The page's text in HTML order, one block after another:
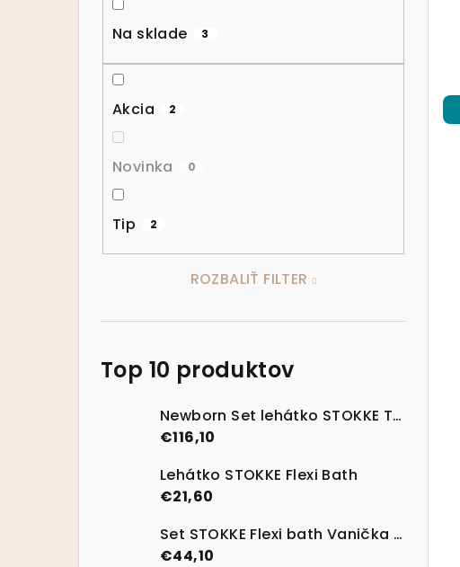
Na sklade 3
Akcia 2
Novinka 0
Tip 2
ROZBALIŤ FILTER
Top 10 produktov
Newborn Set lehátko STOKKE Tripp Trapp Vanilla White
€116,10
Lehátko STOKKE Flexi Bath
€21,60
Set STOKKE Flexi bath Vanička na kúpanie s termosenzitívnou nálepkou Transparent Green
€44,10